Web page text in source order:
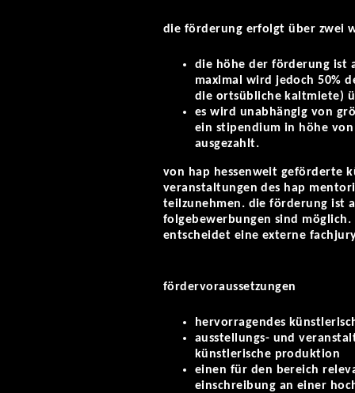
die förderung erfolgt über zwei
die höhe der förderung ist
maximal wird jedoch 50%
die ortsübliche kaltmiete)
es wird unabhängig von
ein stipendium in höhe
ausgezahlt.
von hap hessenweit geförderte
veranstaltungen des hap
teilzunehmen. die förderung ist
folgebewerbungen sind möglich.
entscheidet eine externe
fördervoraussetzungen
hervorragendes
ausstellungs- und
künstlerische produktion
einen für den bereich
einschreibung an einer